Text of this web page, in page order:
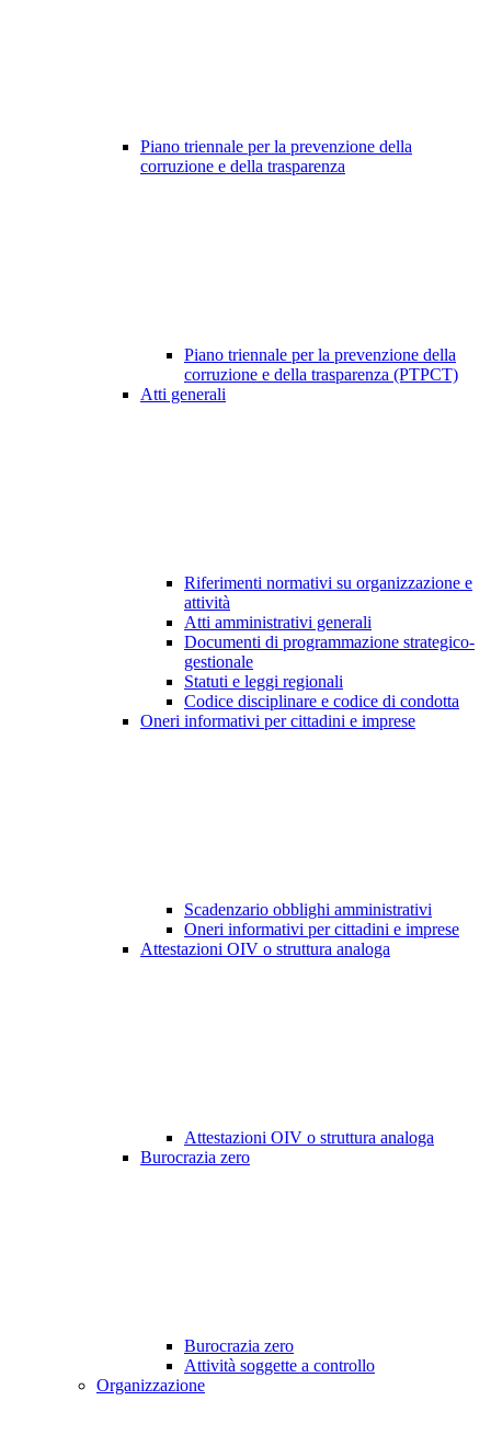
Piano triennale per la prevenzione della
corruzione e della trasparenza
Piano triennale per la prevenzione della
corruzione e della trasparenza (PTPCT)
Atti generali
Riferimenti normativi su organizzazione e
attività
Atti amministrativi generali
Documenti di programmazione strategico-
gestionale
Statuti e leggi regionali
Codice disciplinare e codice di condotta
Oneri informativi per cittadini e imprese
Scadenzario obblighi amministrativi
Oneri informativi per cittadini e imprese
Attestazioni OIV o struttura analoga
Attestazioni OIV o struttura analoga
Burocrazia zero
Burocrazia zero
Attività soggette a controllo
Organizzazione